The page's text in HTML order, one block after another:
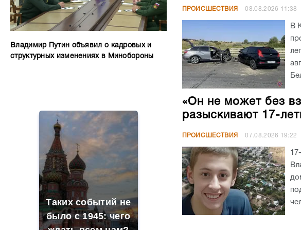
Владимир Путин объявил о кадровых и
структурных изменениях в Минобороны
Таких событий не
было с 1945: чего
ПРОИСШЕСТВИЯ 08.08.2026 11:38
В
«Он не может без
разыскивают 17-
ПРОИСШЕСТВИЯ 07.08.2026 19:22